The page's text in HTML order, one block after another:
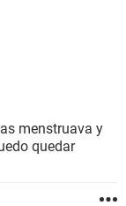
menstruava y
quedar